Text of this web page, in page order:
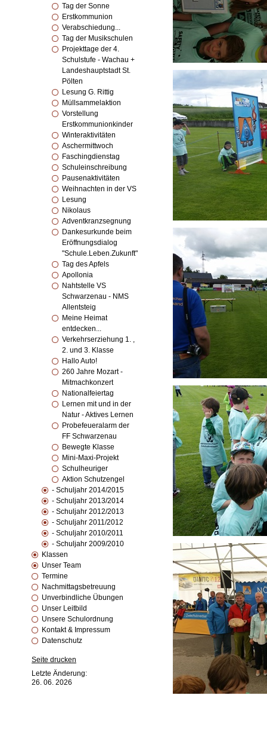
Tag der Sonne
Erstkommunion
Verabschiedung...
Tag der Musikschulen
Projekttage der 4.
Schulstufe - Wachau +
Landeshauptstadt St.
Pölten
Lesung G. Rittig
Müllsammelaktion
Vorstellung
Erstkommunionkinder
Winteraktivitäten
Aschermittwoch
Faschingdienstag
Schuleinschreibung
Pausenaktivitäten
Weihnachten in der VS
Lesung
Nikolaus
Adventkranzsegnung
Dankesurkunde beim
Eröffnungsdialog
"Schule.Leben.Zukunft"
Tag des Apfels
Apollonia
Nahtstelle VS
Schwarzenau - NMS
Allentsteig
Meine Heimat
entdecken...
Verkehrserziehung 1. ,
2. und 3. Klasse
Hallo Auto!
260 Jahre Mozart -
Mitmachkonzert
Nationalfeiertag
Lernen mit und in der
Natur - Aktives Lernen
Probefeueralarm der
FF Schwarzenau
Bewegte Klasse
Mini-Maxi-Projekt
Schulheuriger
Aktion Schutzengel
- Schuljahr 2014/2015
- Schuljahr 2013/2014
- Schuljahr 2012/2013
- Schuljahr 2011/2012
- Schuljahr 2010/2011
- Schuljahr 2009/2010
Klassen
Unser Team
Termine
Nachmittagsbetreuung
Unverbindliche Übungen
Unser Leitbild
Unsere Schulordnung
Kontakt & Impressum
Datenschutz
Seite drucken
Letzte Änderung:
26. 06. 2026